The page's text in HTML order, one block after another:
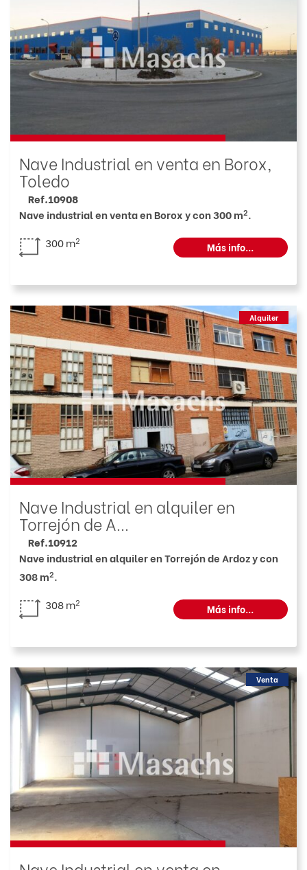
Nave Industrial en venta en Borox,
Toledo
Ref.10908
Nave industrial en venta en Borox y con 300 m2.
300 m2 Más info...
Alquiler
Nave Industrial en alquiler en
Torrejón de A...
Ref.10912
Nave industrial en alquiler en Torrejón de Ardoz y con
308 m2.
308 m2 Más info...
Venta